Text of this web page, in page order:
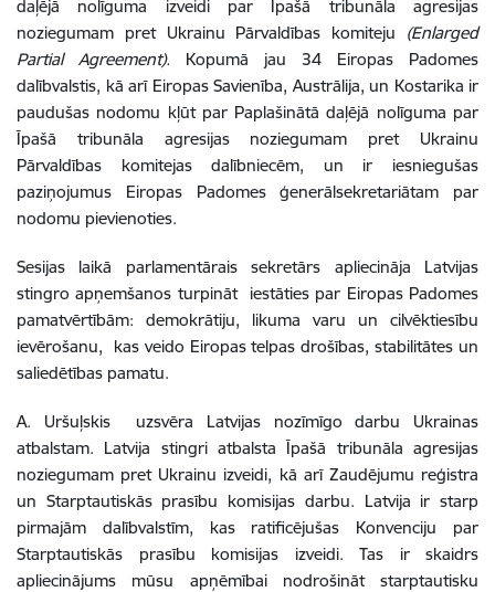
daļējā nolīguma izveidi par Īpašā tribunāla agresijas
noziegumam pret Ukrainu Pārvaldības komiteju (Enlarged
Partial Agreement). Kopumā jau 34 Eiropas Padomes
dalībvalstis, kā arī Eiropas Savienība, Austrālija, un Kostarika ir
paudušas nodomu kļūt par Paplašinātā daļējā nolīguma par
Īpašā tribunāla agresijas noziegumam pret Ukrainu
Pārvaldības komitejas dalībniecēm, un ir iesniegušas
paziņojumus Eiropas Padomes ģenerālsekretariātam par
nodomu pievienoties.
Sesijas laikā parlamentārais sekretārs apliecināja Latvijas
stingro apņemšanos turpināt iestāties par Eiropas Padomes
pamatvērtībām: demokrātiju, likuma varu un cilvēktiesību
ievērošanu, kas veido Eiropas telpas drošības, stabilitātes un
saliedētības pamatu.
A. Uršuļskis uzsvēra Latvijas nozīmīgo darbu Ukrainas
atbalstam. Latvija stingri atbalsta Īpašā tribunāla agresijas
noziegumam pret Ukrainu izveidi, kā arī Zaudējumu reģistra
un Starptautiskās prasību komisijas darbu. Latvija ir starp
pirmajām dalībvalstīm, kas ratificējušas Konvenciju par
Starptautiskās prasību komisijas izveidi. Tas ir skaidrs
apliecinājums mūsu apņēmībai nodrošināt starptautisku